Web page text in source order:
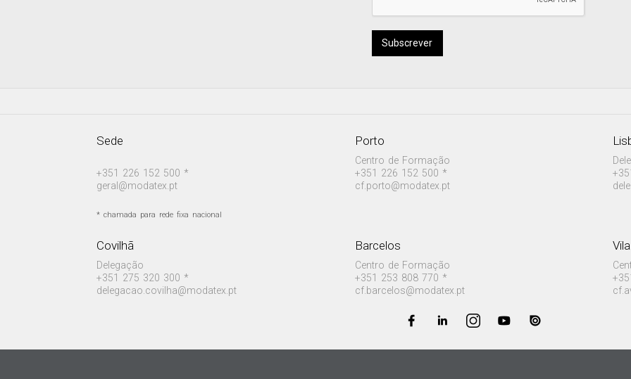
Subscrever
Sede
+351 226 152 500 *
geral@modatex.pt
* chamada para rede fixa nacional
Porto
Centro de Formação
+351 226 152 500 *
cf.porto@modatex.pt
Covilhã
Delegação
+351 275 320 300 *
delegacao.covilha@modatex.pt
Barcelos
Centro de Formação
+351 253 808 770 *
cf.barcelos@modatex.pt